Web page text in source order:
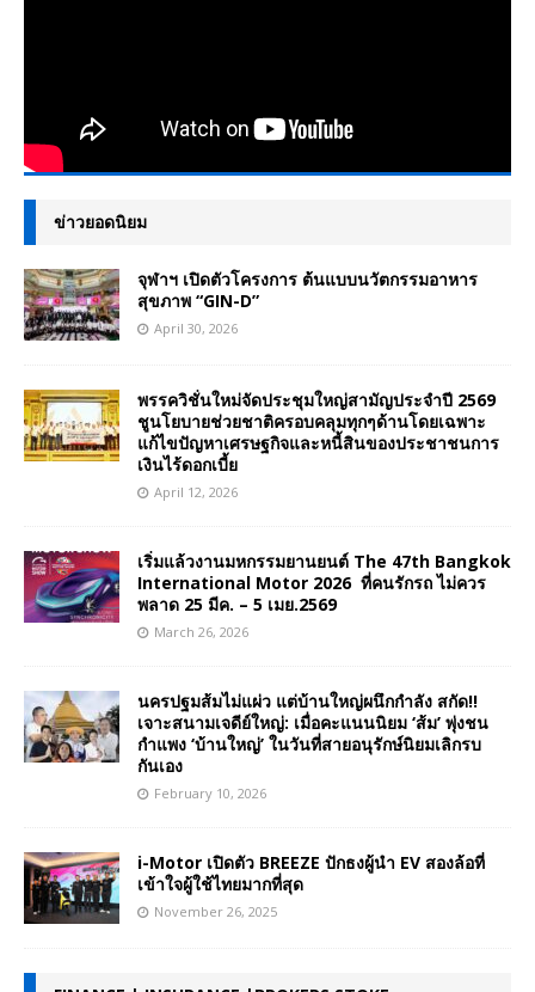
ข่าวยอดนิยม
จุฬาฯ เปิดตัวโครงการ ต้นแบบนวัตกรรมอาหาร
สุขภาพ “GIN-D”
April 30, 2026
พรรควิชั่นใหม่จัดประชุมใหญ่สามัญประจำปี 2569
ชูนโยบายช่วยชาติครอบคลุมทุกๆด้านโดยเฉพาะ
แก้ไขปัญหาเศรษฐกิจและหนี้สินของประชาชนการ
เงินไร้ดอกเบี้ย
April 12, 2026
เริ่มแล้วงานมหกรรมยานยนต์ The 47th Bangkok
International Motor 2026 ที่คนรักรถ ไม่ควร
พลาด 25 มีค. – 5 เมย.2569
March 26, 2026
นครปฐมส้มไม่แผ่ว แต่บ้านใหญ่ผนึกกำลัง สกัด!!
เจาะสนามเจดีย์ใหญ่: เมื่อคะแนนนิยม ‘ส้ม’ พุ่งชน
กำแพง ‘บ้านใหญ่’ ในวันที่สายอนุรักษ์นิยมเลิกรบ
กันเอง
February 10, 2026
i-Motor เปิดตัว BREEZE ปักธงผู้นำ EV สองล้อที่
เข้าใจผู้ใช้ไทยมากที่สุด
November 26, 2025